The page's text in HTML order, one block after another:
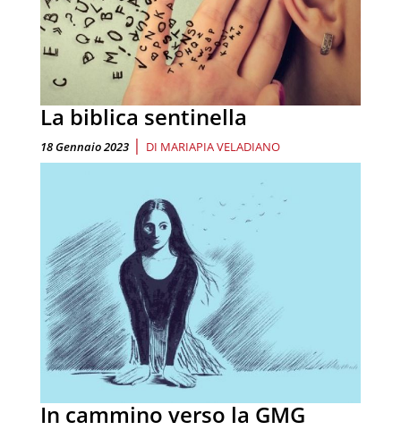
La biblica sentinella
18 Gennaio 2023 | DI MARIAPIA VELADIANO
In cammino verso la GMG